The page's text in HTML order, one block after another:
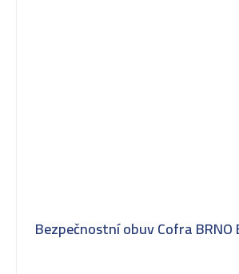
Bezpečnostní obuv Cofra BRNO